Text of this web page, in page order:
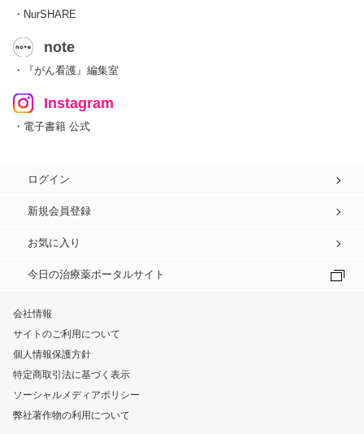
・NurSHARE
note
・『がん看護』編集室
Instagram
・電子書籍 公式
ログイン
新規会員登録
お気に入り
今日の治療薬ポータルサイト
会社情報
サイトのご利用について
個人情報保護方針
特定商取引法に基づく表示
ソーシャルメディアポリシー
弊社著作物の利用について